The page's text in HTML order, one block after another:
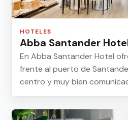
HOTELES
Abba Santander
En Abba Santander Hotel
frente al puerto de
centro y muy bien